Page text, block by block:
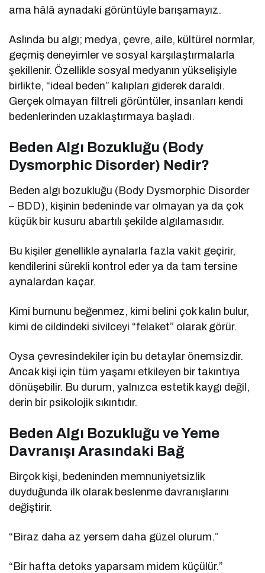
ama hâlâ aynadaki görüntüyle barışamayız.
Aslında bu algı; medya, çevre, aile, kültürel normlar,
geçmiş deneyimler ve sosyal karşılaştırmalarla
şekillenir. Özellikle sosyal medyanın yükselişiyle
birlikte, “ideal beden” kalıpları giderek daraldı.
Gerçek olmayan filtreli görüntüler, insanları kendi
bedenlerinden uzaklaştırmaya başladı.
Beden Algı Bozukluğu (Body
Dysmorphic Disorder) Nedir?
Beden algı bozukluğu (Body Dysmorphic Disorder
– BDD), kişinin bedeninde var olmayan ya da çok
küçük bir kusuru abartılı şekilde algılamasıdır.
Bu kişiler genellikle aynalarla fazla vakit geçirir,
kendilerini sürekli kontrol eder ya da tam tersine
aynalardan kaçar.
Kimi burnunu beğenmez, kimi belini çok kalın bulur,
kimi de cildindeki sivilceyi “felaket” olarak görür.
Oysa çevresindekiler için bu detaylar önemsizdir.
Ancak kişi için tüm yaşamı etkileyen bir takıntıya
dönüşebilir. Bu durum, yalnızca estetik kaygı değil,
derin bir psikolojik sıkıntıdır.
Beden Algı Bozukluğu ve Yeme
Davranışı Arasındaki Bağ
Birçok kişi, bedeninden memnuniyetsizlik
duyduğunda ilk olarak beslenme davranışlarını
değiştirir.
“Biraz daha az yersem daha güzel olurum.”
“Bir hafta detoks yaparsam midem küçülür.”